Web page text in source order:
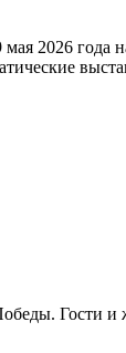
2026
Гости и